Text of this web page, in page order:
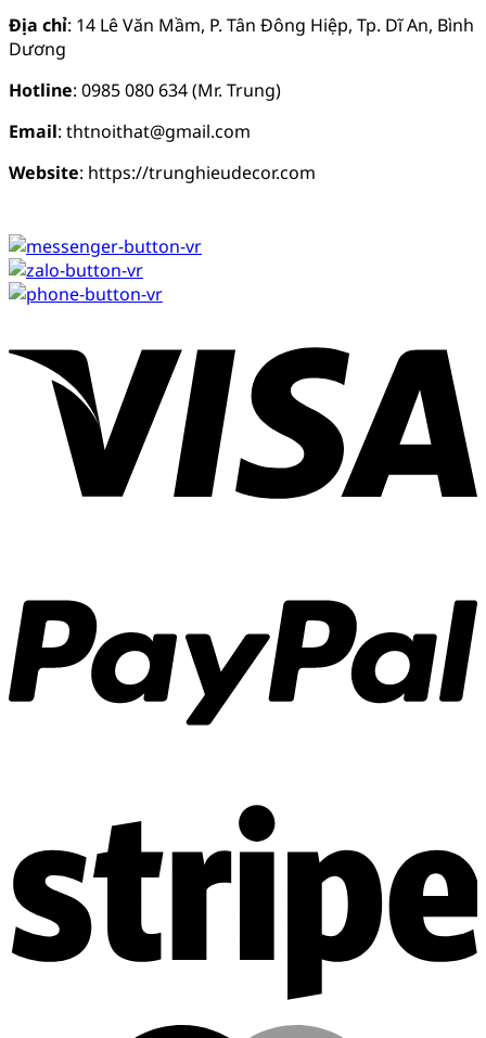
Địa chỉ: 14 Lê Văn Mầm, P. Tân Đông Hiệp, Tp. Dĩ An, Bình
Dương
Hotline: 0985 080 634 (Mr. Trung)
Email: thtnoithat@gmail.com
Website: https://trunghieudecor.com